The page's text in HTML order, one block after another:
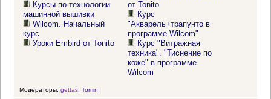
Курсы по технологии
машинной вышивки
Wilcom. Начальный
курс
Уроки Embird от Tonito
от Tonito
Курс
"Акварель+трапунто в
программе Wilcom"
Курс "Витражная
техника". "Тиснение по
коже" в программе
Wilcom
Модераторы: gettas, Tomin